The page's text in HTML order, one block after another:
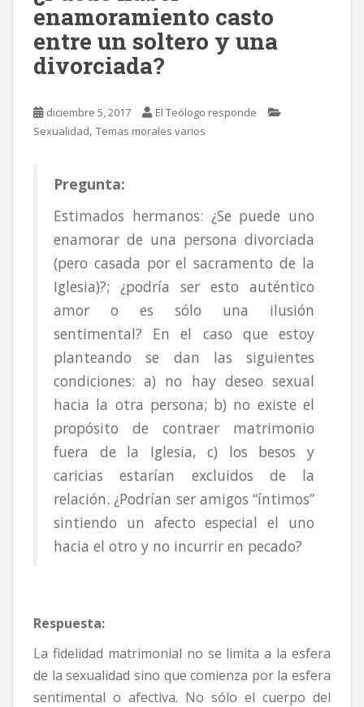
enamoramiento casto
entre un soltero y una
divorciada?
diciembre 5, 2017
El Teólogo responde
Sexualidad, Temas morales varios
Pregunta:
Estimados hermanos: ¿Se puede uno
enamorar de una persona divorciada
(pero casada por el sacramento de la
Iglesia)?; ¿podría ser esto auténtico
amor o es sólo una ilusión
sentimental? En el caso que estoy
planteando se dan las siguientes
condiciones: a) no hay deseo sexual
hacia la otra persona; b) no existe el
propósito de contraer matrimonio
fuera de la Iglesia, c) los besos y
caricias estarían excluidos de la
relación. ¿Podrían ser amigos “íntimos”
sintiendo un afecto especial el uno
hacia el otro y no incurrir en pecado?
Respuesta:
La fidelidad matrimonial no se limita a la esfera
de la sexualidad sino que comienza por la esfera
sentimental o afectiva. No sólo el cuerpo del